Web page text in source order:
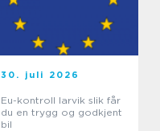
30. juli 2026
Eu-kontroll larvik slik får
du en trygg og godkjent
bil